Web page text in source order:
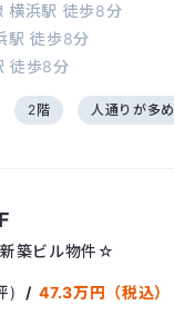
横浜駅 徒歩8分
駅徒歩8分
徒歩8分
2階 人通りが多め
築ビル物件☆
) /47.3万円（税込）